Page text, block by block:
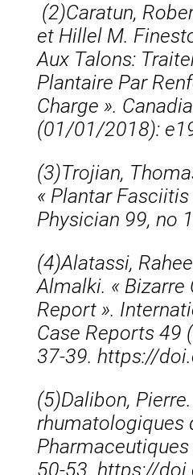
(2)Caratun,
et Hillel M.
Aux Talons:
Plantaire Par
Charge ».
(01/01/2018):
(3)Trojian,
« Plantar
Physician 99, no
(4)Alatassi,
Almalki. « Bizarre
Report ».
Case Reports
37‑39. https://
(5)Dalibon,
rhumatologiques
50‑53. https://